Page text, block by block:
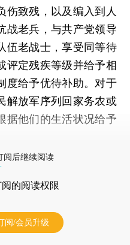
伤致残，以及编入到人
战老兵，与共产党领导
伍老战士，享受同等待
评定残疾等级并给予相
度给予优待补助。对于
解放军序列回家务农或
据他们的生活状况给予
阅后继续阅读
的阅读权限
阅/会员升级